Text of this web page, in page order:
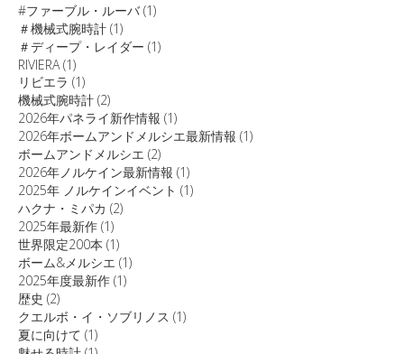
#ファーブル・ルーバ(1)
＃機械式腕時計 (1)
＃ディープ・レイダー (1)
RIVIERA(1)
リビエラ (1)
機械式腕時計 (2)
2026年パネライ新作情報 (1)
2026年ボームアンドメルシエ最新情報 (1)
ボームアンドメルシエ (2)
2026年ノルケイン最新情報 (1)
2025年 ノルケインイベント (1)
ハクナ・ミパカ (2)
2025年最新作 (1)
世界限定200本 (1)
ボーム&メルシエ (1)
2025年度最新作 (1)
歴史 (2)
クエルボ・イ・ソブリノス (1)
夏に向けて (1)